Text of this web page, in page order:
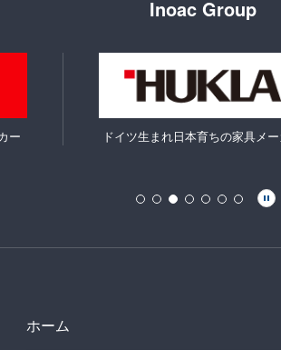
Inoac Group
ー ドイツ生まれ日本育ちの家具メ
ホーム